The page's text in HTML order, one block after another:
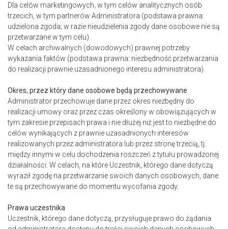
Dla celów marketingowych, w tym celów analitycznych osób
trzecich, w tym partnerów Administratora (podstawa prawna:
udzielona zgoda; w razie nieudzielenia zgody dane osobowe nie są
przetwarzane w tym celu).
W celach archiwalnych (dowodowych) prawnej potrzeby
wykazania faktów (podstawa prawna: niezbędność przetwarzania
do realizacji prawnie uzasadnionego interesu administratora).
Okres, przez który dane osobowe będą przechowywane
Administrator przechowuje dane przez okres niezbędny do
realizacji umowy oraz przez czas określony w obowiązujących w
tym zakresie przepisach prawa i nie dłużej niż jest to niezbędne do
celów wynikających z prawnie uzasadnionych interesów
realizowanych przez administratora lub przez stronę trzecią, tj.
między innymi w celu dochodzenia roszczeń z tytułu prowadzonej
działalności. W celach, na które Uczestnik, którego dane dotyczą
wyraził zgodę na przetwarzanie swoich danych osobowych, dane
te są przechowywane do momentu wycofania zgody.
Prawa uczestnika
Uczestnik, którego dane dotyczą, przysługuje prawo do żądania